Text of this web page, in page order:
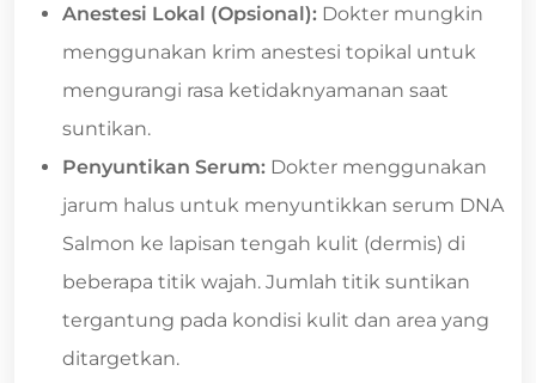
Anestesi Lokal (Opsional): Dokter mungkin
menggunakan krim anestesi topikal untuk
mengurangi rasa ketidaknyamanan saat
suntikan.
Penyuntikan Serum: Dokter menggunakan
jarum halus untuk menyuntikkan serum DNA
Salmon ke lapisan tengah kulit (dermis) di
beberapa titik wajah. Jumlah titik suntikan
tergantung pada kondisi kulit dan area yang
ditargetkan.